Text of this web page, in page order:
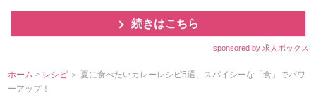
続きはこちら
sponsored by 求人ボックス
ホーム > レシピ ＞ 夏に食べたいカレーレシピ5選、スパイシーな「食」でパワ
ーアップ！